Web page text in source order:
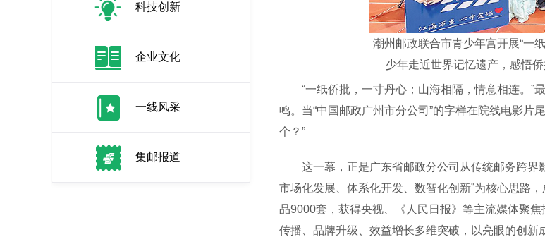
科技创新
企业文化
一线风采
集邮报道
潮州邮政联合市青少年宫开展“一
少年走近世界记忆遗产，感悟
“一纸侨批，一寸丹心；山海相隔，情意相连。”
鸣。当“中国邮政广州市分公司”的字样在院线电影片
个？”
这一幕，正是广东省邮政分公司从传统邮务跨界影
市场化发展、体系化开发、数智化创新”为核心思路
品9000套，获得央视、《人民日报》等主流媒体聚
传播、品牌升级、效益增长多维突破，以亮眼的创新